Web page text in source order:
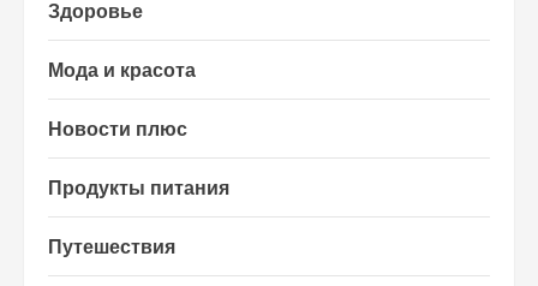
Здоровье
Мода и красота
Новости плюс
Продукты питания
Путешествия